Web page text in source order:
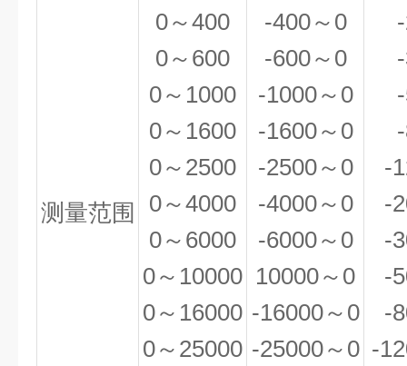
测量范围
0～400
0～600
0～1000
0～1600
0～2500
0～4000
0～6000
0～10000
0～16000
0～25000
-400～0
-600～0
-1000～0
-1600～0
-2500～0
-4000～0
-6000～0
10000～0
-16000～0
-25000～0
-
-
-
-
-
-